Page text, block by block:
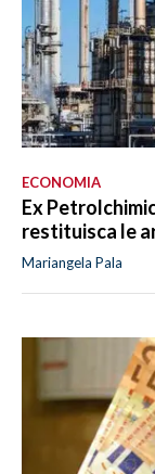
ECONOMIA
Ex
restituisca le
Mariangela Pala